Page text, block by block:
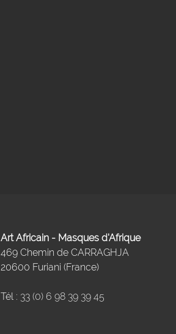
Art Africain - Masques d'Afrique
469 Chemin de CARRAGHJA
20600 Furiani (France)
Tél : 33 (0) 6 98 39 39 45